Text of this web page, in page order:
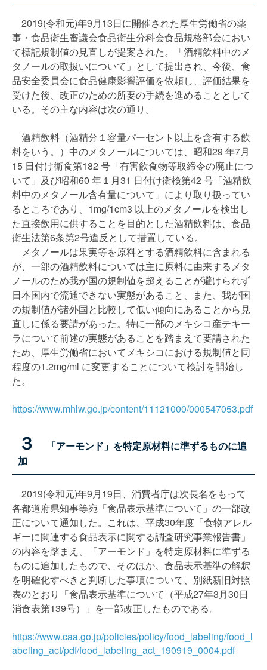
2019(令和元)年9月13日に開催された厚生労働省の薬
事・食品衛生審議会食品衛生分科会食品規格部会におい
て標記規制値の見直しが提案された。「酒精飲料中のメ
タノールの取扱いについて」として提出され、今後、食
品安全委員会に食品健康影響評価を依頼し、評価結果を
受けた後、改正のための所要の手続を進めることとして
いる。その主な内容は次の通り。
酒精飲料（酒精分１容量パーセント以上を含有する飲
料をいう。）中のメタノールについては、昭和29 年7月
15 日付け衛食第182 号「有害飲食物等取締令の廃止につ
いて」及び昭和60 年１月31 日付け衛検第42 号「酒精飲
料中のメタノール含有量について」により取り扱ってい
るところであり、1mg/1cm3 以上のメタノールを検出し
た直接飲用に供することを目的とした酒精飲料は、食品
衛生法第6条第2号違反として措置している。
メタノールは果実等を原料とする酒精飲料に含まれる
が、一部の酒精飲料については主に原料に由来するメタ
ノールのため我が国の規制値を超えることが避けられず
日本国内で流通できない実態があること、また、我が国
の規制値が諸外国と比較して低い傾向にあることから見
直しに係る要請があった。特に一部のメキシコ産テキー
ラについて前述の実態があることを踏まえて要請された
ため、厚生労働省においてメキシコにおける規制値と同
程度の1.2mg/ml に変更することについて検討を開始し
た。
https://www.mhlw.go.jp/content/11121000/000547053.pdf
３
「アーモンド」を特定原材料に準ずるものに追
加
2019(令和元)年9月19日、消費者庁は次長名をもって
各都道府県知事等宛「食品表示基準について」の一部改
正について通知した。これは、平成30年度「食物アレル
ギーに関連する食品表示に関する調査研究事業報告書」
の内容を踏まえ、「アーモンド」を特定原材料に準ずる
ものに追加したもので、そのほか、食品表示基準の解釈
を明確化すべきと判断した事項について、別紙新旧対照
表のとおり「食品表示基準について（平成27年3月30日
消食表第139号）」を一部改正したものである。
https://www.caa.go.jp/policies/policy/food_labeling/food_l
abeling_act/pdf/food_labeling_act_190919_0004.pdf